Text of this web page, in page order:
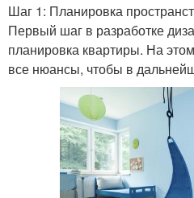
Шаг 1: Планировка
Первый шаг в разработке
планировка квартиры. На
все нюансы, чтобы в